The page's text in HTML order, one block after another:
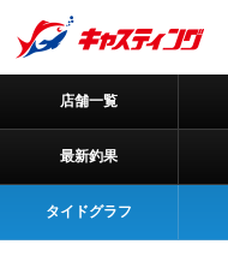
店舗一覧
最新釣果
タイドグラフ